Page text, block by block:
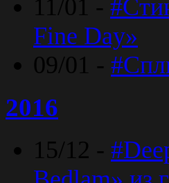
11/01 -
Fine Day»
09/01 -
2016
15/12 -